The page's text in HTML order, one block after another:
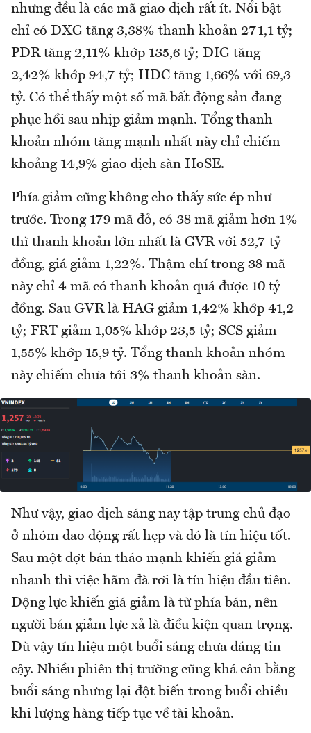
nhưng đều là các mã giao dịch rất ít. Nổi bật
chỉ có DXG tăng 3,38% thanh khoản 271,1 tỷ;
PDR tăng 2,11% khớp 135,6 tỷ; DIG tăng
2,42% khớp 94,7 tỷ; HDC tăng 1,66% với 69,3
tỷ. Có thể thấy một số mã bất động sản đang
phục hồi sau nhịp giảm mạnh. Tổng thanh
khoản nhóm tăng mạnh nhất này chỉ chiếm
khoảng 14,9% giao dịch sàn HoSE.
Phía giảm cũng không cho thấy sức ép như
trước. Trong 179 mã đỏ, có 38 mã giảm hơn 1%
thì thanh khoản lớn nhất là GVR với 52,7 tỷ
đồng, giá giảm 1,22%. Thậm chí trong 38 mã
này chỉ 4 mã có thanh khoản quá được 10 tỷ
đồng. Sau GVR là HAG giảm 1,42% khớp 41,2
tỷ; FRT giảm 1,05% khớp 23,5 tỷ; SCS giảm
1,55% khớp 15,9 tỷ. Tổng thanh khoản nhóm
này chiếm chưa tới 3% thanh khoản sàn.
Như vậy, giao dịch sáng nay tập trung chủ đạo
ở nhóm dao động rất hẹp và đó là tín hiệu tốt.
Sau một đợt bán tháo mạnh khiến giá giảm
nhanh thì việc hãm đà rơi là tín hiệu đầu tiên.
Động lực khiến giá giảm là từ phía bán, nên
người bán giảm lực xả là điều kiện quan trọng.
Dù vậy tín hiệu một buổi sáng chưa đáng tin
cậy. Nhiều phiên thị trường cũng khá cân bằng
buổi sáng nhưng lại đột biến trong buổi chiều
khi lượng hàng tiếp tục về tài khoản.